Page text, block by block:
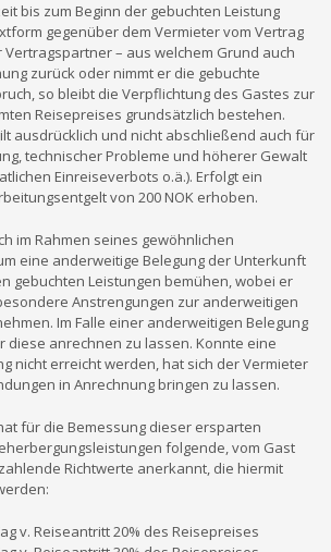
bis zum Beginn der gebuchten Leistung
gegenüber dem Vermieter vom Vertrag
– aus welchem Grund auch
zurück oder nimmt er die gebuchte
so bleibt die Verpflichtung des Gastes zur
Reisepreises grundsätzlich bestehen.
ausdrücklich und nicht abschließend auch für
technischer Probleme und höherer Gewalt
Einreiseverbots o.ä.). Erfolgt ein
von 200 NOK erhoben.
im Rahmen seines gewöhnlichen
eine anderweitige Belegung der Unterkunft
gebuchten Leistungen bemühen, wobei er
Anstrengungen zur anderweitigen
Im Falle einer anderweitigen Belegung
diese anrechnen zu lassen. Konnte eine
nicht erreicht werden, hat sich der Vermieter
in Anrechnung bringen zu lassen.
für die Bemessung dieser ersparten
folgende, vom Gast
Richtwerte anerkannt, die hiermit
v. Reiseantritt 20% des Reisepreises